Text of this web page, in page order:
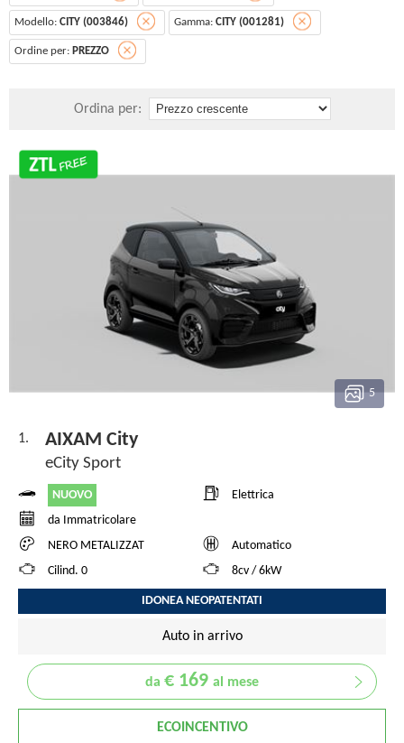
Modello: CITY (003846) Gamma: CITY (001281)
Ordine per: PREZZO
Ordina per:
5
1. AIXAM City
eCity Sport
NUOVO
Elettrica
da Immatricolare
NERO METALIZZAT
Automatico
Cilind. 0
8cv / 6kW
IDONEA NEOPATENTATI
Auto in arrivo
da € 169 al mese
ECOINCENTIVO